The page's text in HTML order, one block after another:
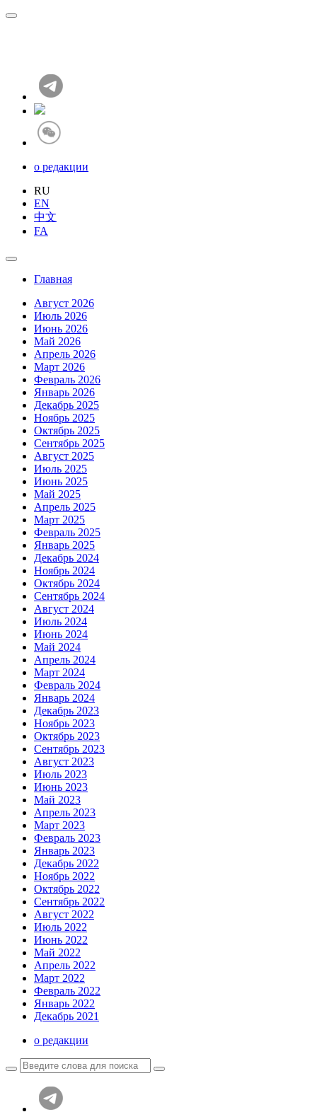
о редакции
RU
EN
中文
FA
Главная
Август 2026
Июль 2026
Июнь 2026
Май 2026
Апрель 2026
Март 2026
Февраль 2026
Январь 2026
Декабрь 2025
Ноябрь 2025
Октябрь 2025
Сентябрь 2025
Август 2025
Июль 2025
Июнь 2025
Май 2025
Апрель 2025
Март 2025
Февраль 2025
Январь 2025
Декабрь 2024
Ноябрь 2024
Октябрь 2024
Сентябрь 2024
Август 2024
Июль 2024
Июнь 2024
Май 2024
Апрель 2024
Март 2024
Февраль 2024
Январь 2024
Декабрь 2023
Ноябрь 2023
Октябрь 2023
Сентябрь 2023
Август 2023
Июль 2023
Июнь 2023
Май 2023
Апрель 2023
Март 2023
Февраль 2023
Январь 2023
Декабрь 2022
Ноябрь 2022
Октябрь 2022
Сентябрь 2022
Август 2022
Июль 2022
Июнь 2022
Май 2022
Апрель 2022
Март 2022
Февраль 2022
Январь 2022
Декабрь 2021
о редакции